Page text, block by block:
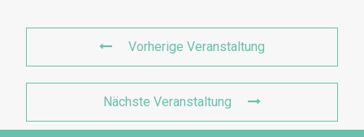
Vorherige Veranstaltung
Nächste Veranstaltung